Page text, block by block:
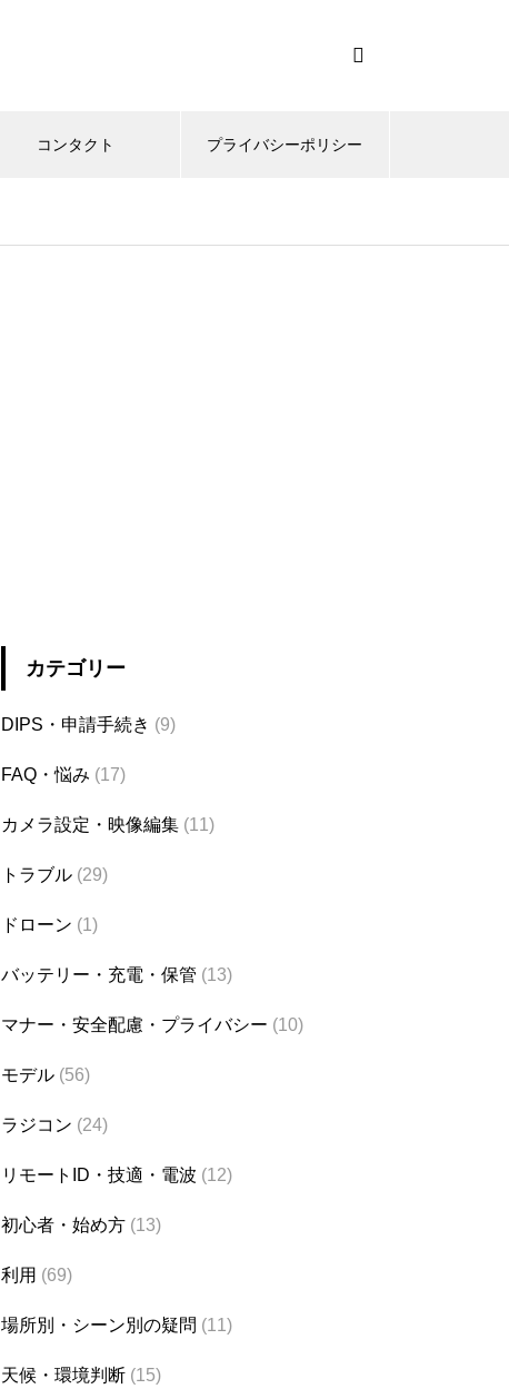
コンタクト プライバシーポリシー
カテゴリー
DIPS・申請手続き (9)
FAQ・悩み (17)
カメラ設定・映像編集 (11)
トラブル (29)
ドローン (1)
バッテリー・充電・保管 (13)
マナー・安全配慮・プライバシー (10)
モデル (56)
ラジコン (24)
リモートID・技適・電波 (12)
初心者・始め方 (13)
利用 (69)
場所別・シーン別の疑問 (11)
天候・環境判断 (15)